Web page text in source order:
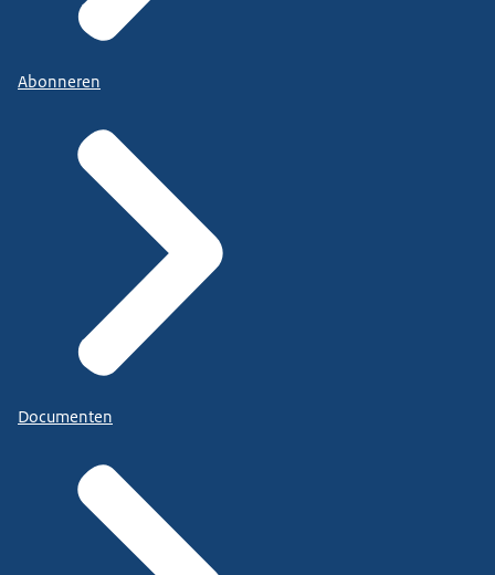
Abonneren
Documenten